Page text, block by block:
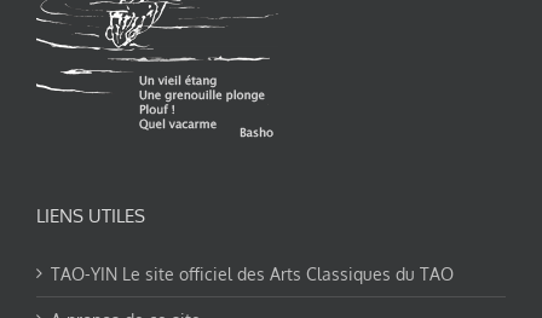
LIENS UTILES
TAO-YIN Le site officiel des Arts Classiques du TAO